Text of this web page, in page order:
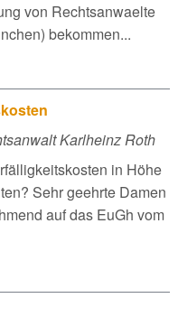
von Rechtsanwaelte
bekommen...
Karlheinz Roth
in Höhe
Sehr geehrte Damen
auf das EuGh vom